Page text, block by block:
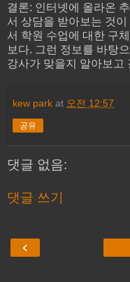
결론: 인터넷에 올라온
서 상담을 받아보는 것
서 학원 수업에 대한 구
보다. 그런 정보를 바탕
강사가 맞을지 알아보고
kew park at 오전 12:57
공유
댓글 없음:
댓글 쓰기
‹